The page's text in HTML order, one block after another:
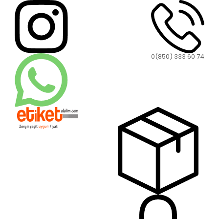
0(850) 333 60 74